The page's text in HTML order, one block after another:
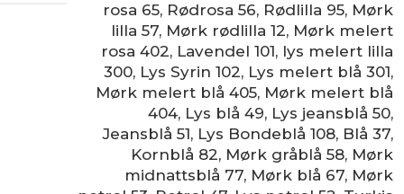
rosa 65, Rødrosa 56, Rødlilla 95, Mørk
lilla 57, Mørk rødlilla 12, Mørk melert
rosa 402, Lavendel 101, lys melert lilla
300, Lys Syrin 102, Lys melert blå 301,
Mørk melert blå 405, Mørk melert blå
404, Lys blå 49, Lys jeansblå 50,
Jeansblå 51, Lys Bondeblå 108, Blå 37,
Kornblå 82, Mørk gråblå 58, Mørk
midnattsblå 77, Mørk blå 67, Mørk